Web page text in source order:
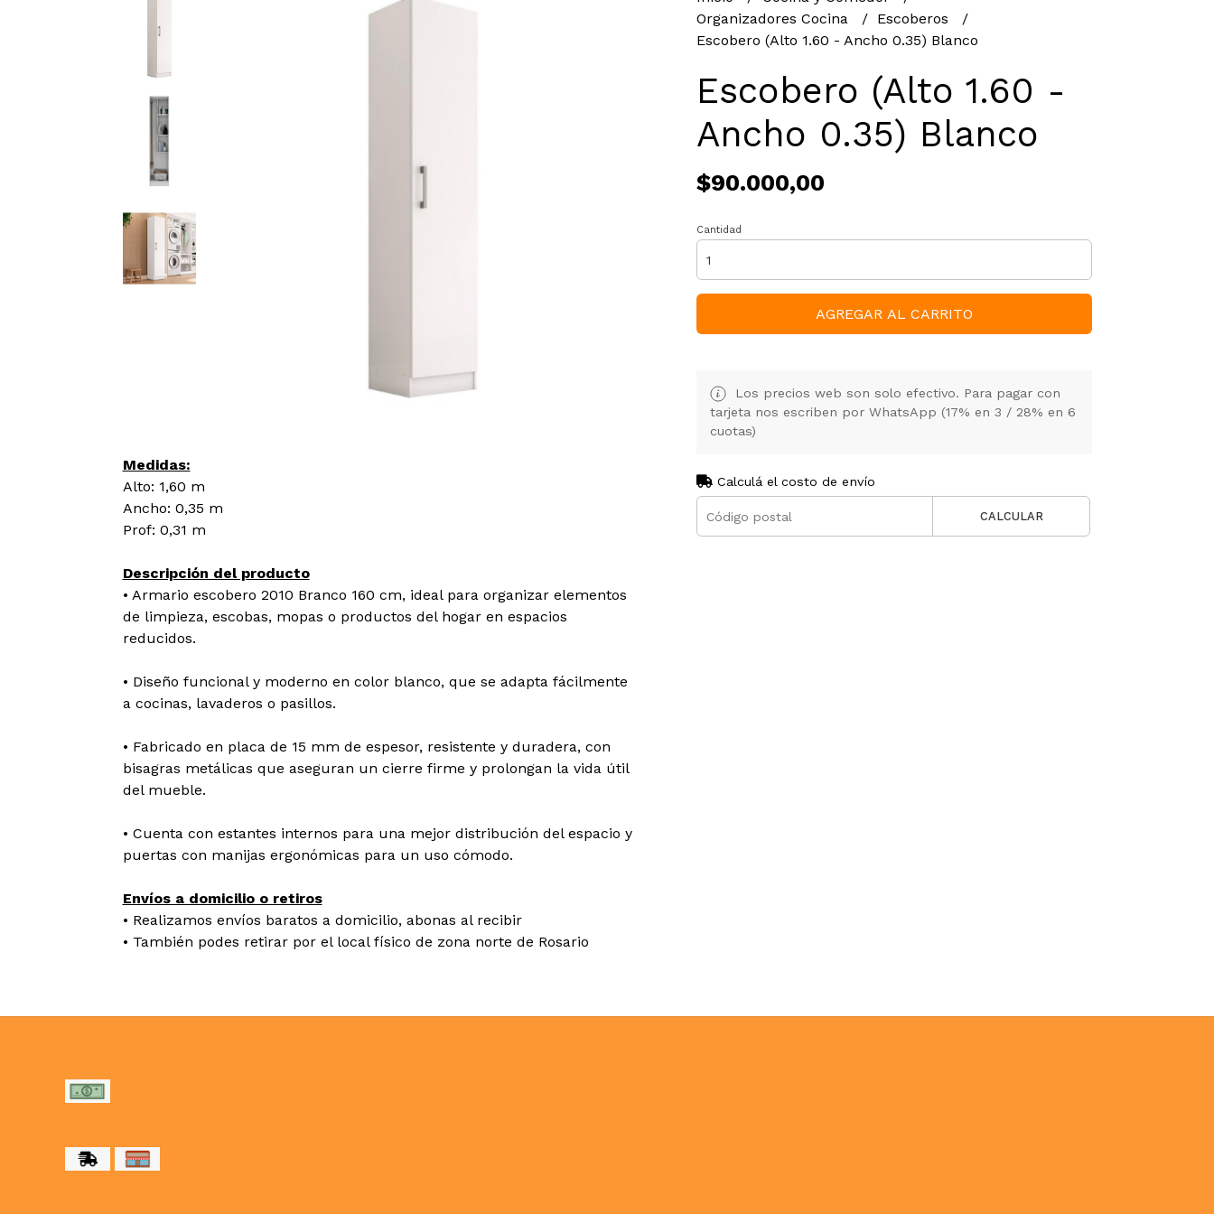
Medidas:
Alto: 1,60 m
Ancho: 0,35 m
Prof: 0,31 m
Descripción del producto
• Armario escobero 2010 Branco 160 cm, ideal para organizar elementos
de limpieza, escobas, mopas o productos del hogar en espacios
reducidos.
• Diseño funcional y moderno en color blanco, que se adapta fácilmente
a cocinas, lavaderos o pasillos.
• Fabricado en placa de 15 mm de espesor, resistente y duradera, con
bisagras metálicas que aseguran un cierre firme y prolongan la vida útil
del mueble.
• Cuenta con estantes internos para una mejor distribución del espacio y
puertas con manijas ergonómicas para un uso cómodo.
Envíos a domicilio o retiros
• Realizamos envíos baratos a domicilio, abonas al recibir
• También podes retirar por el local físico de zona norte de Rosario
Organizadores Cocina
Escoberos
Escobero (Alto 1.60 - Ancho 0.35) Blanco
Escobero (Alto 1.60 -
Ancho 0.35) Blanco
$90.000,00
Cantidad
AGREGAR AL CARRITO
Los precios web son solo efectivo. Para pagar con
tarjeta nos escriben por WhatsApp (17% en 3 / 28% en 6
cuotas)
Calculá el costo de envío
CALCULAR